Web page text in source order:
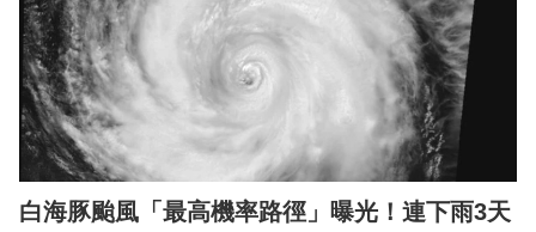
白海豚颱風「最高機率路徑」曝光！連下雨3天